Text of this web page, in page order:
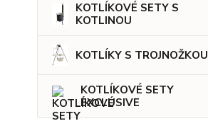
KOTLÍKOVÉ SETY S
KOTLINOU
KOTLÍKY S TROJNOŽKOU
KOTLÍKOVÉ SETY
EXCLUSIVE